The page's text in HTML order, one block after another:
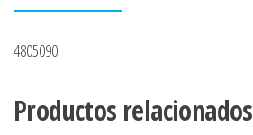
4805090
Productos relacionados